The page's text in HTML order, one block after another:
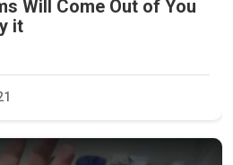
Will Come Out of You
it